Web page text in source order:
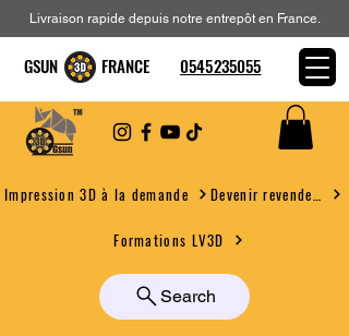
Impression 3D à la demande
Formations LV3D
Search
Livraison rapide depuis notre entrepôt en France.
GSUN FRANCE 0545235055